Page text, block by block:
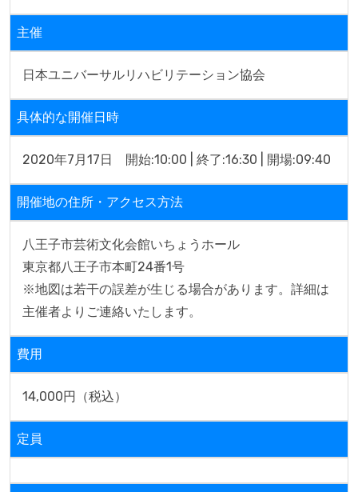
主催
日本ユニバーサルリハビリテーション協会
具体的な開催日時
2020年7月17日　開始:10:00 | 終了:16:30 | 開場:09:40
開催地の住所・アクセス方法
八王子市芸術文化会館いちょうホール
東京都八王子市本町24番1号
※地図は若干の誤差が生じる場合があります。詳細は
主催者よりご連絡いたします。
費用
14,000円（税込）
定員